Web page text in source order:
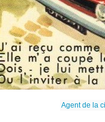
Agent de la